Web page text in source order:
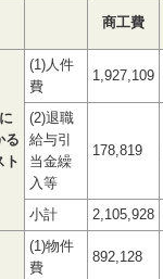
商工費
る
ト
(1)人件
費
1,927,109
(2)退職
給与引
当金繰
入等
178,819
小計 2,105,928
(1)物件
費
892,128